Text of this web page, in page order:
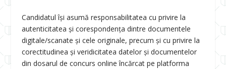
Candidatul își asumă responsabilitatea cu privire la
autenticitatea şi corespondenţa dintre documentele
digitale/scanate şi cele originale, precum şi cu privire la
corectitudinea și veridicitatea datelor și documentelor
din dosarul de concurs online încărcat pe platforma